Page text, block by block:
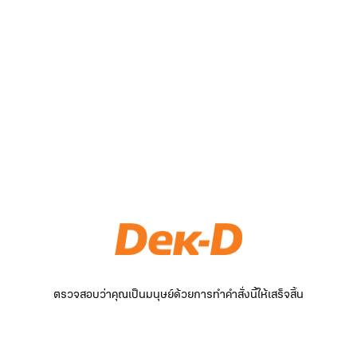
ตรวจสอบว่าคุณเป็นมนุษย์ด้วยการทำคำสั่งนี้ให้เสร็จสิ้น